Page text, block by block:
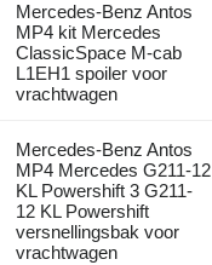
Mercedes-Benz Antos
MP4 kit Mercedes
ClassicSpace M-cab
L1EH1 spoiler voor
vrachtwagen
Mercedes-Benz Antos
MP4 Mercedes G211-12
KL Powershift 3 G211-
12 KL Powershift
versnellingsbak voor
vrachtwagen